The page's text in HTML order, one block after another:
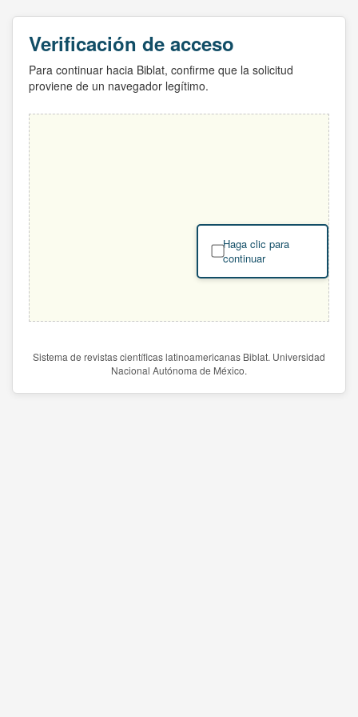
Verificación de acceso
Para continuar hacia Biblat, confirme que la solicitud
proviene de un navegador legítimo.
Haga clic para
continuar
Sistema de revistas científicas latinoamericanas Biblat. Universidad
Nacional Autónoma de México.